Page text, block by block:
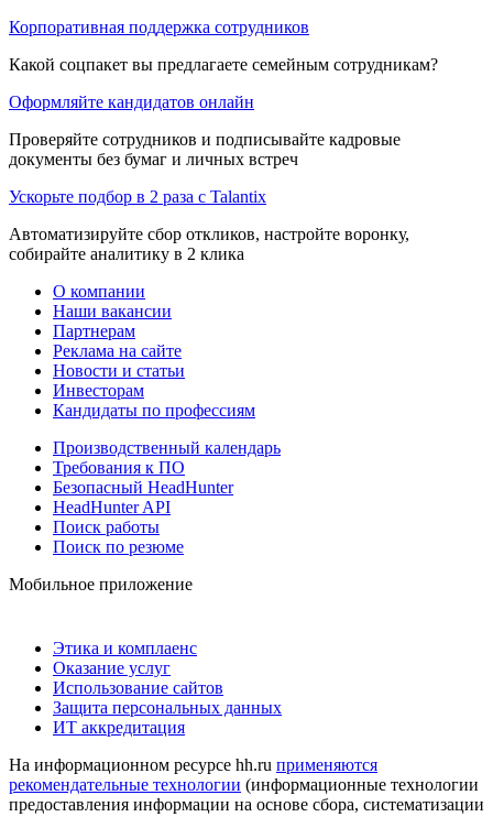
Корпоративная поддержка сотрудников
Какой соцпакет вы предлагаете семейным сотрудникам?
Оформляйте кандидатов онлайн
Проверяйте сотрудников и подписывайте кадровые
документы без бумаг и личных встреч
Ускорьте подбор в 2 раза с Talantix
Автоматизируйте сбор откликов, настройте воронку,
собирайте аналитику в 2 клика
О компании
Наши вакансии
Партнерам
Реклама на сайте
Новости и статьи
Инвесторам
Кандидаты по профессиям
Производственный календарь
Требования к ПО
Безопасный HeadHunter
HeadHunter API
Поиск работы
Поиск по резюме
Мобильное приложение
Этика и комплаенс
Оказание услуг
Использование сайтов
Защита персональных данных
ИТ аккредитация
На информационном ресурсе hh.ru применяются
рекомендательные технологии (информационные технологии
предоставления информации на основе сбора, систематизации